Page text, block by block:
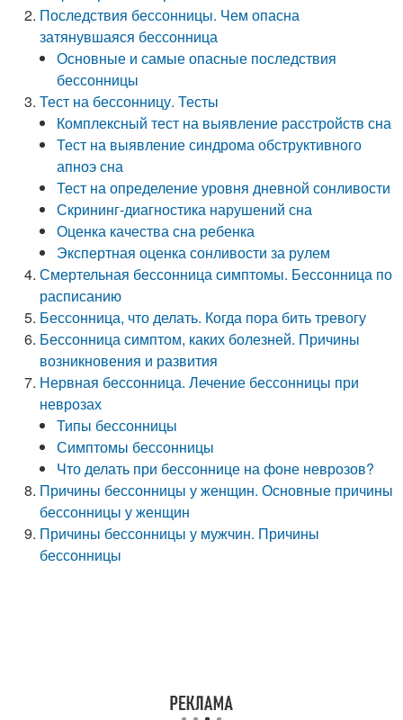
Последствия бессонницы. Чем опасна
затянувшаяся бессонница
Основные и самые опасные последствия
бессонницы
Тест на бессонницу. Тесты
Комплексный тест на выявление расстройств сна
Тест на выявление синдрома обструктивного
апноэ сна
Тест на определение уровня дневной сонливости
Скрининг-диагностика нарушений сна
Оценка качества сна ребенка
Экспертная оценка сонливости за рулем
Смертельная бессонница симптомы. Бессонница по
расписанию
Бессонница, что делать. Когда пора бить тревогу
Бессонница симптом, каких болезней. Причины
возникновения и развития
Нервная бессонница. Лечение бессонницы при
неврозах
Типы бессонницы
Симптомы бессонницы
Что делать при бессоннице на фоне неврозов?
Причины бессонницы у женщин. Основные причины
бессонницы у женщин
Причины бессонницы у мужчин. Причины
бессонницы